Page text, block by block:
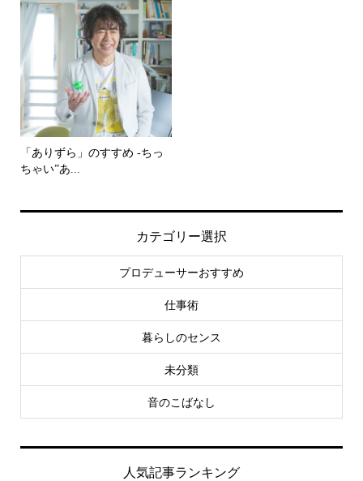
「ありずら」のすすめ -ちっ
ちゃい”あ...
カテゴリー選択
プロデューサーおすすめ
仕事術
暮らしのセンス
未分類
音のこばなし
人気記事ランキング